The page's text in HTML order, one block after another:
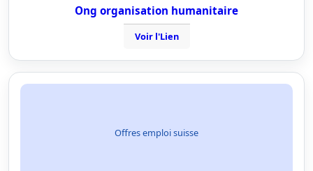
Ong organisation humanitaire
Voir l'Lien
Offres emploi suisse